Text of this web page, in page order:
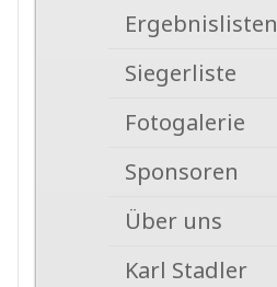
Ergebnislisten
Siegerliste
Fotogalerie
Sponsoren
Über uns
Karl Stadler